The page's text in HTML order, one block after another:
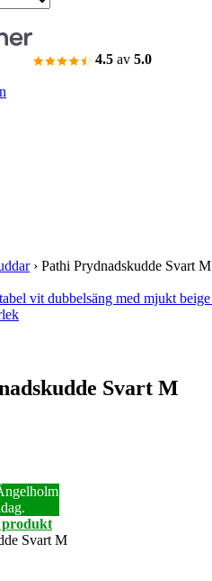
4.5 av 5.0
› Pathi Prydnadskudde Svart M
Svart M
produkt
Svart M